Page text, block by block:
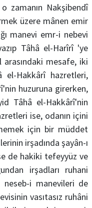
zamanın Nakşibendî
üzere mânen emir
manevi emr-i nebevi
Tâhâ el-Harîrî 'ye
mesafe, iki
el-Hakkârî hazretleri,
huzuruna girerken,
Tâhâ el-Hakkârî'nin
ise, odanın içini
için bir müddet
irşadında şayân-ı
de hakiki tefeyyüz ve
irşadları ruhani
neseb-i manevileri de
vasıtasız ruhâni